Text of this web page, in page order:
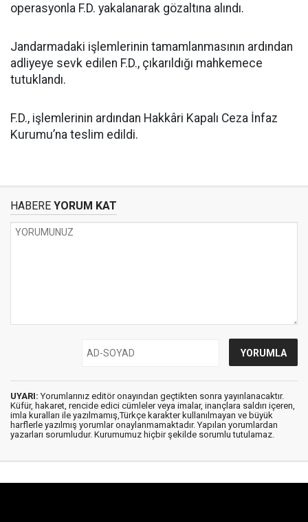
operasyonla F.D. yakalanarak gözaltına alındı.
Jandarmadaki işlemlerinin tamamlanmasının ardından
adliyeye sevk edilen F.D., çıkarıldığı mahkemece
tutuklandı.
F.D., işlemlerinin ardından Hakkâri Kapalı Ceza İnfaz
Kurumu’na teslim edildi.
HABERE YORUM KAT
UYARI: Yorumlarınız editör onayından geçtikten sonra yayınlanacaktır.
Küfür, hakaret, rencide edici cümleler veya imalar, inançlara saldırı içeren,
imla kuralları ile yazılmamış,Türkçe karakter kullanılmayan ve büyük
harflerle yazılmış yorumlar onaylanmamaktadır. Yapılan yorumlardan
yazarları sorumludur. Kurumumuz hiçbir şekilde sorumlu tutulamaz.